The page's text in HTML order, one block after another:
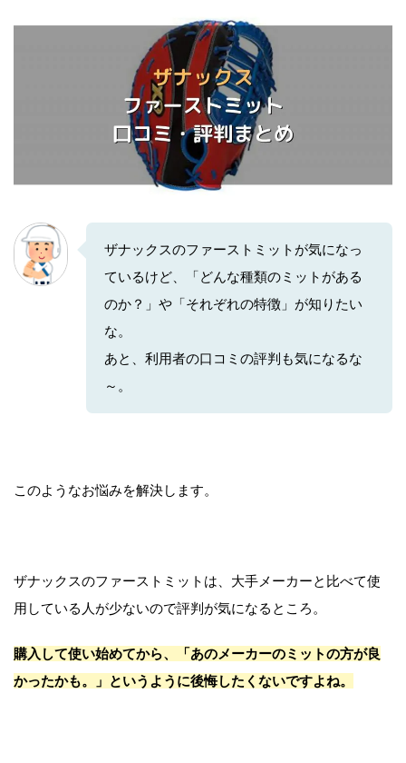
ザナックスのファーストミットが気になっ
ているけど、「どんな種類のミットがある
のか？」や「それぞれの特徴」が知りたい
な。
あと、利用者の口コミの評判も気になるな
～。
このようなお悩みを解決します。
ザナックスのファーストミットは、大手メーカーと比べて使
用している人が少ないので評判が気になるところ。
購入して使い始めてから、「あのメーカーのミットの方が良
かったかも。」というように後悔したくないですよね。